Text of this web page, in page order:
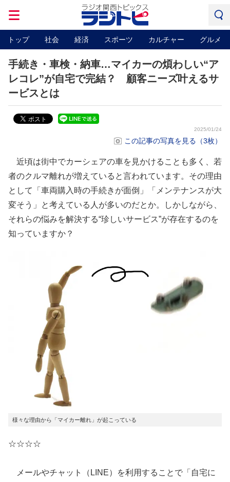
トップ 社会 経済 スポーツ カルチャー グルメ
手続き・車検・納車…マイカーの煩わしい“ア
レコレ”が自宅で完結？ 顧客ニーズ叶えるサ
ービスとは
2025/01/24
この記事の写真を見る（3枚）
近頃は街中でカーシェアの車を見かけることも多く、若
者のクルマ離れが増えていると言われています。その理由
として「車両購入時の手続きが面倒」「メンテナンスが大
変そう」と考えている人が多いのだとか。しかしながら、
それらの悩みを解決する“珍しいサービス”が存在するのを
知っていますか？
様々な理由から「マイカー離れ」が起こっている
☆☆☆☆
メールやチャット（LINE）を利用することで「自宅に